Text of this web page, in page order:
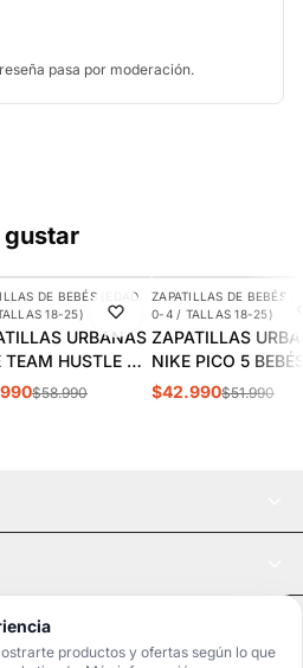
productos y ofertas según lo que
pasa por moderación.
gustar
DE BEBÉS (EDAD
18-25)
URBANAS
TEAM HUSTLE D
BEBÉS |
$58.990
-17%
ZAPATILLAS DE BEBÉS
0-4 / TALLAS 18-25)
ZAPATILLAS
NIKE PICO 5
AR4162-100
$42.990$51.990